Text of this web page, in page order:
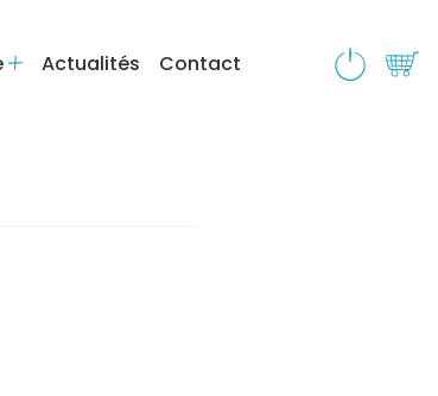
Actualités Contact